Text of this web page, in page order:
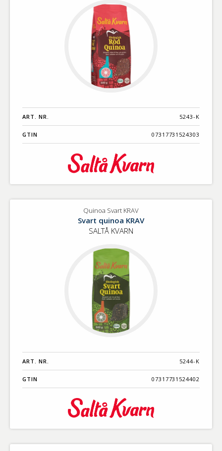
ART. NR. 5243-K
GTIN 07317731524303
Quinoa Svart KRAV
Svart quinoa KRAV
SALTÅ KVARN
ART. NR. 5244-K
GTIN 07317731524402